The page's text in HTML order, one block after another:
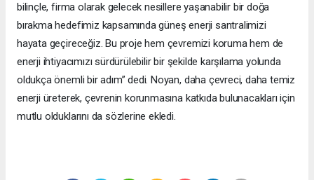
bilinçle, firma olarak gelecek nesillere yaşanabilir bir doğa
bırakma hedefimiz kapsamında güneş enerji santralimizi
hayata geçireceğiz. Bu proje hem çevremizi koruma hem de
enerji ihtiyacımızı sürdürülebilir bir şekilde karşılama yolunda
oldukça önemli bir adım” dedi. Noyan, daha çevreci, daha temiz
enerji üreterek, çevrenin korunmasına katkıda bulunacakları için
mutlu olduklarını da sözlerine ekledi.